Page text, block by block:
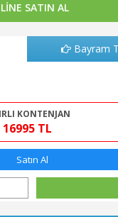
SATIN AL
Bayram
KONTENJAN
16995 TL
Satın Al